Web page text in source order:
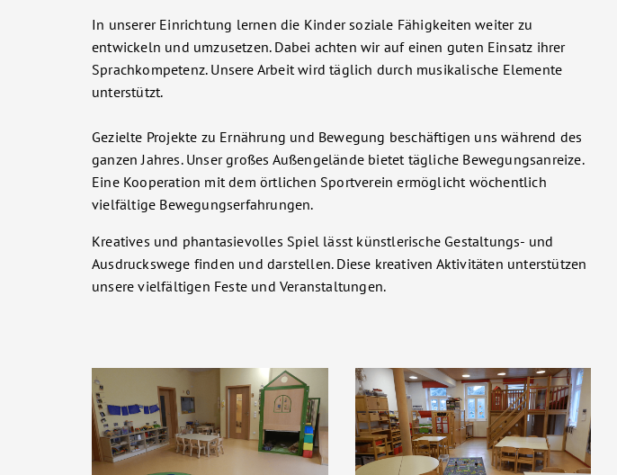
In unserer Einrichtung lernen die Kinder soziale Fähigkeiten weiter zu
entwickeln und umzusetzen. Dabei achten wir auf einen guten Einsatz ihrer
Sprachkompetenz. Unsere Arbeit wird täglich durch musikalische Elemente
unterstützt.
Gezielte Projekte zu Ernährung und Bewegung beschäftigen uns während des
ganzen Jahres. Unser großes Außengelände bietet tägliche Bewegungsanreize.
Eine Kooperation mit dem örtlichen Sportverein ermöglicht wöchentlich
vielfältige Bewegungserfahrungen.
Kreatives und phantasievolles Spiel lässt künstlerische Gestaltungs- und
Ausdruckswege finden und darstellen. Diese kreativen Aktivitäten unterstützen
unsere vielfältigen Feste und Veranstaltungen.